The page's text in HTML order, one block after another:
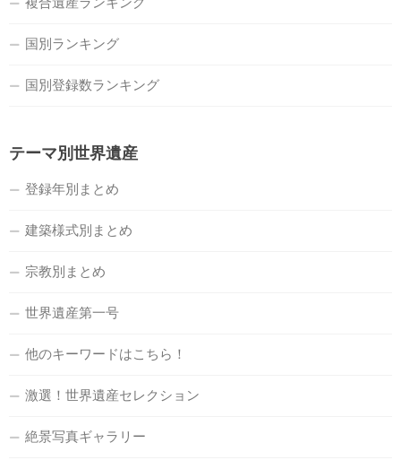
国別ランキング
国別登録数ランキング
テーマ別世界遺産
登録年別まとめ
建築様式別まとめ
宗教別まとめ
世界遺産第一号
他のキーワードはこちら！
激選！世界遺産セレクション
絶景写真ギャラリー